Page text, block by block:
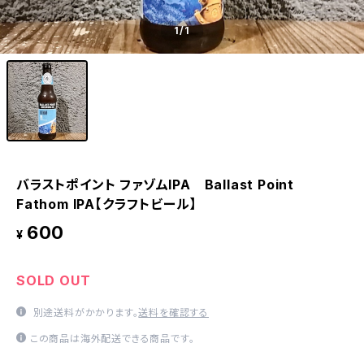
1/1
バラストポイント ファゾムIPA Ballast Point
Fathom IPA【クラフトビール】
¥ 600
SOLD OUT
別途送料がかかります。送料を確認する
この商品は海外配送できる商品です。